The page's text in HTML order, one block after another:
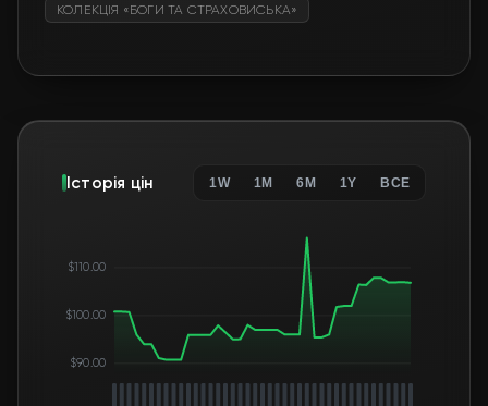
КОЛЕКЦІЯ «БОГИ ТА СТРАХОВИСЬКА»
Історія цін 1W 1M 6M 1Y ВСЕ
$90.00
$100.00
$110.00